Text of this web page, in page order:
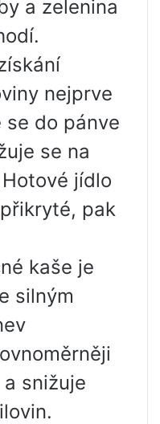
a zelenina
nejprve
do pánve
se na
jídlo
pak
kaše je
silným
snižuje